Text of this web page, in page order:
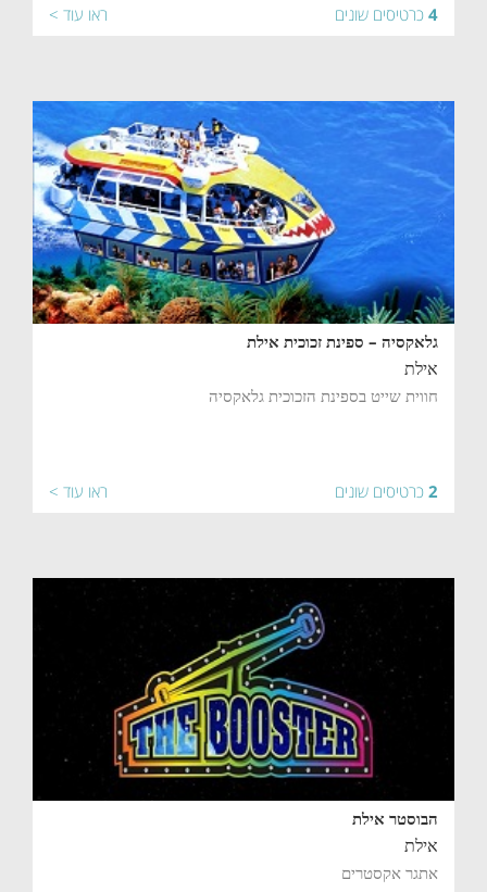
4 כרטיסים שונים ראו עוד >
גלאקסיה – ספינת זכוכית אילת
אילת
חווית שייט בספינת הזכוכית גלאקסיה
2 כרטיסים שונים ראו עוד >
הבוסטר אילת
אילת
אתגר אקסטרים